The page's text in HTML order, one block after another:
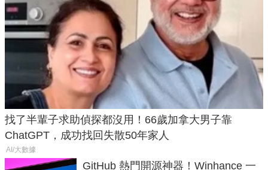
找了半輩子求助偵探都沒用！66歲加拿大男子靠
ChatGPT，成功找回失散50年家人
AI/大數據
GitHub 熱門開源神器！Winhance 一